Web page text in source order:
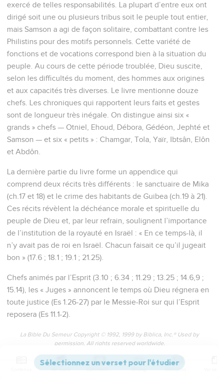
exercé de telles responsabilités. La plupart d’entre eux ont
dirigé soit une ou plusieurs tribus soit le peuple tout entier,
mais Samson a agi de façon solitaire, combattant contre les
Philistins pour des motifs personnels. Cette variété de
fonctions et de vocations correspond bien à la situation du
peuple. Au cours de cette période troublée, Dieu suscite,
selon les difficultés du moment, des hommes aux origines
et aux capacités très diverses. Le livre mentionne douze
chefs. Les chroniques qui rapportent leurs faits et gestes
sont de longueur très inégale. On distingue ainsi six «
grands » chefs — Otniel, Ehoud, Débora, Gédéon, Jephté et
Samson — et six « petits » : Chamgar, Tola, Yaïr, Ibtsân, Elôn
et Abdôn.
La dernière partie du livre forme un appendice qui
comprend deux récits très différents : le sanctuaire de Mika
(ch.17 et 18) et le crime des habitants de Guibea (ch.19 à 21).
Ces récits révèlent la déchéance morale et spirituelle du
peuple de Dieu et, par leur refrain, soulignent l’importance
de l’institution de la royauté en Israël : « En ce temps-là, il
n’y avait pas de roi en Israël. Chacun faisait ce qu’il jugeait
bon » (17.6 ; 18.1 ; 19.1 ; 21.25).
Chefs animés par l’Esprit (3.10 ; 6.34 ; 11.29 ; 13.25 ; 14.6,9 ;
15.14), les « Juges » annoncent le temps où Dieu régnera en
toute justice (Es 1.26-27) par le Messie-Roi sur qui l’Esprit
reposera (Es 11.1-2).
La Bible Du Semeur Copyright © 1992, 1999 by Biblica, Inc.® Used by
permission. All rights reserved worldwide.
Versions Commentaires Strong